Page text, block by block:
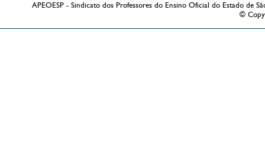
APEOESP - Sindicato dos Professores do Ensino Oficial do Estado de
©